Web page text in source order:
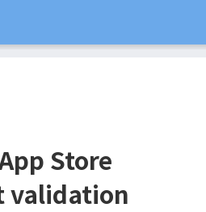
Store
validation